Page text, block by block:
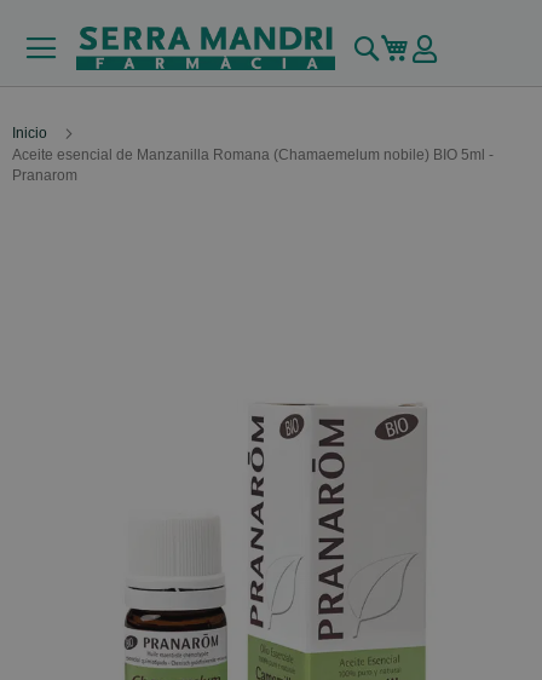
Buscar
Mi carrito
Inicio
Aceite esencial de Manzanilla Romana (Chamaemelum nobile) BIO 5ml -
Pranarom